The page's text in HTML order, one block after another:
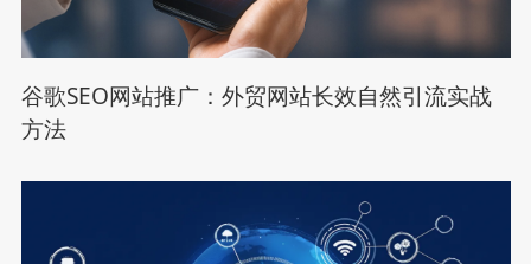
谷歌SEO网站推广：外贸网站长效自然引流实战
方法